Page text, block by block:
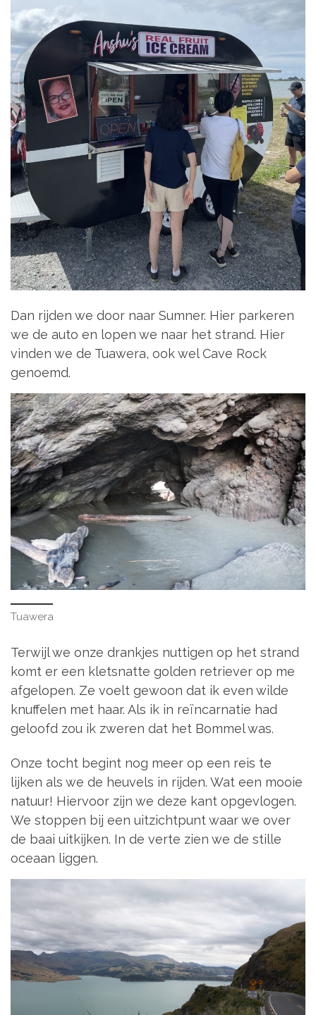
Dan rijden we door naar Sumner. Hier parkeren
we de auto en lopen we naar het strand. Hier
vinden we de Tuawera, ook wel Cave Rock
genoemd.
Tuawera
Terwijl we onze drankjes nuttigen op het strand
komt er een kletsnatte golden retriever op me
afgelopen. Ze voelt gewoon dat ik even wilde
knuffelen met haar. Als ik in reïncarnatie had
geloofd zou ik zweren dat het Bommel was.
Onze tocht begint nog meer op een reis te
lijken als we de heuvels in rijden. Wat een mooie
natuur! Hiervoor zijn we deze kant opgevlogen.
We stoppen bij een uitzichtpunt waar we over
de baai uitkijken. In de verte zien we de stille
oceaan liggen.